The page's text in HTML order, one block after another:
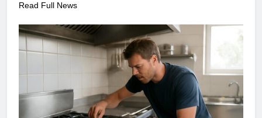
Read Full News